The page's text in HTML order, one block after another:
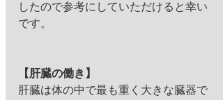
したので参考にしていただけると幸い
です。
【肝臓の働き】
肝臓は体の中で最も重く大きな臓器で